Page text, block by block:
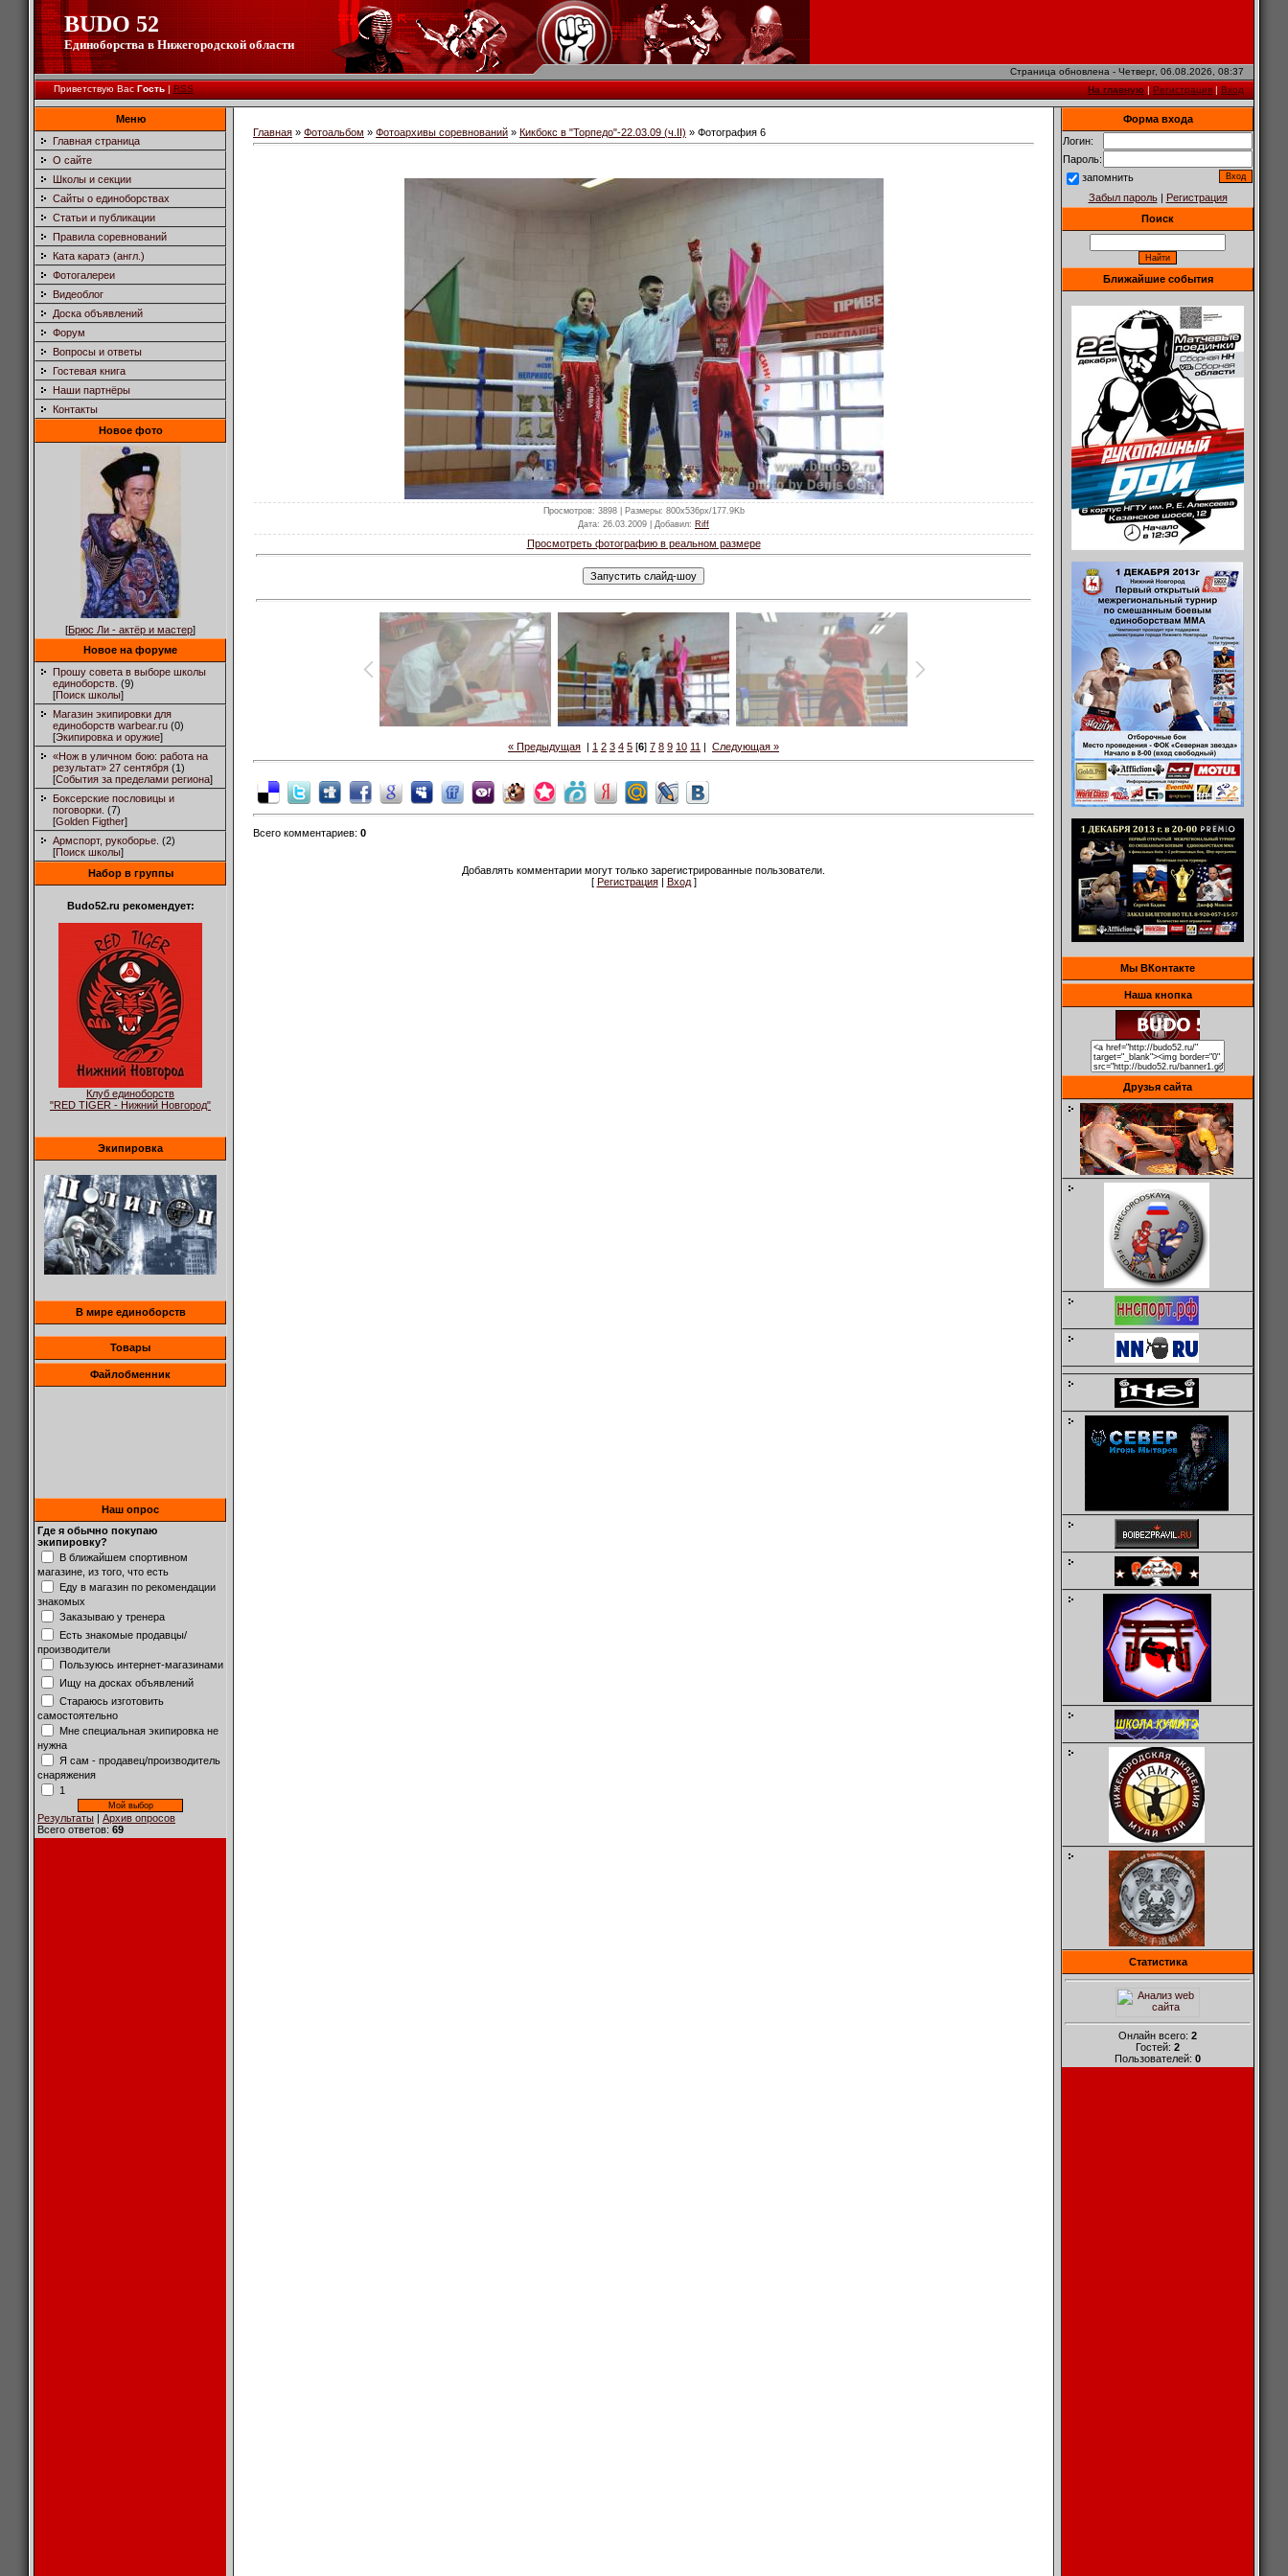
BUDO 52
Единоборства в Нижегородской области
Страница обновлена - Четверг, 06.08.2026, 08:37
Приветствую Вас Гость|RSS На главную|Регистрация|Вход
Меню
Главная страница
О сайте
Школы и секции
Сайты о единоборствах
Статьи и публикации
Правила соревнований
Ката каратэ (англ.)
Фотогалереи
Видеоблог
Доска объявлений
Форум
Вопросы и ответы
Гостевая книга
Наши партнёры
Контакты
Новое фото
[Брюс Ли - актёр и мастер]
Новое на форуме
Прошу совета в выборе школы
единоборств. (9)
[Поиск школы]
Магазин экипировки для
единоборств warbear.ru (0)
[Экипировка и оружие]
«Нож в уличном бою: работа на
результат» 27 сентября (1)
[События за пределами региона]
Боксерские пословицы и
поговорки. (7)
[Golden Figther]
Армспорт, рукоборье. (2)
[Поиск школы]
Набор в группы
Budo52.ru рекомендует:
Клуб единоборств
"RED TIGER - Нижний Новгород"
Экипировка
В мире единоборств
Товары
Файлобменник
Наш опрос
Где я обычно покупаю
экипировку?
В ближайшем спортивном
магазине, из того, что есть
Еду в магазин по рекомендации
знакомых
Заказываю у тренера
Есть знакомые продавцы/
производители
Пользуюсь интернет-магазинами
Ищу на досках объявлений
Стараюсь изготовить
самостоятельно
Мне специальная экипировка не
нужна
Я сам - продавец/производитель
снаряжения
1
Результаты | Архив опросов
Всего ответов: 69
Главная » Фотоальбом » Фотоархивы соревнований » Кикбокс в "Торпедо"-22.03.09 (ч.II) » Фотография 6
Просмотров: 3898 | Размеры: 800x536px/177.9Kb
Дата: 26.03.2009 | Добавил: Riff
Просмотреть фотографию в реальном размере
« Предыдущая | 1 2 3 4 5 [6] 7 8 9 10 11 | Следующая »
Всего комментариев: 0
Добавлять комментарии могут только зарегистрированные пользователи.
[ Регистрация| Вход]
Форма входа
Логин:
Пароль:
запомнить
Забыл пароль| Регистрация
Поиск
Ближайшие события
Мы ВКонтакте
Наша кнопка
Друзья сайта
Статистика
Онлайн всего: 2
Гостей: 2
Пользователей: 0